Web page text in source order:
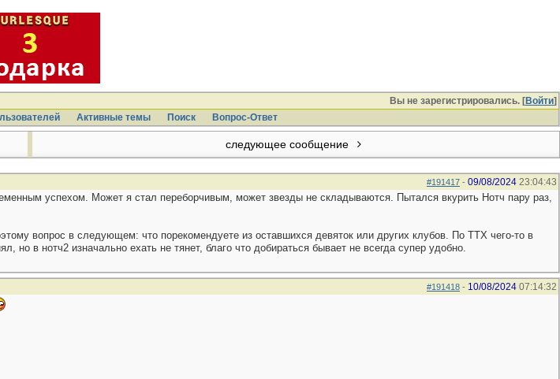
Вы не зарегистрировались. [Войти]
Активные темы Поиcк Вопрос-Ответ
следующее сообщение
#191417 - 09/08/2024 23:04:43
успехом. Может я стал переборчивым, может звезды не складываются. Пытался вкурить Нотч пару раз,
вопрос в следующем: что порекомендуете из оставшихся девяток или других клубов. По ТТХ чего-то в
в нотч2 изначально ехать не тянет, благо что добираться бывает не всегда супер удобно.
#191418 - 10/08/2024 07:14:32